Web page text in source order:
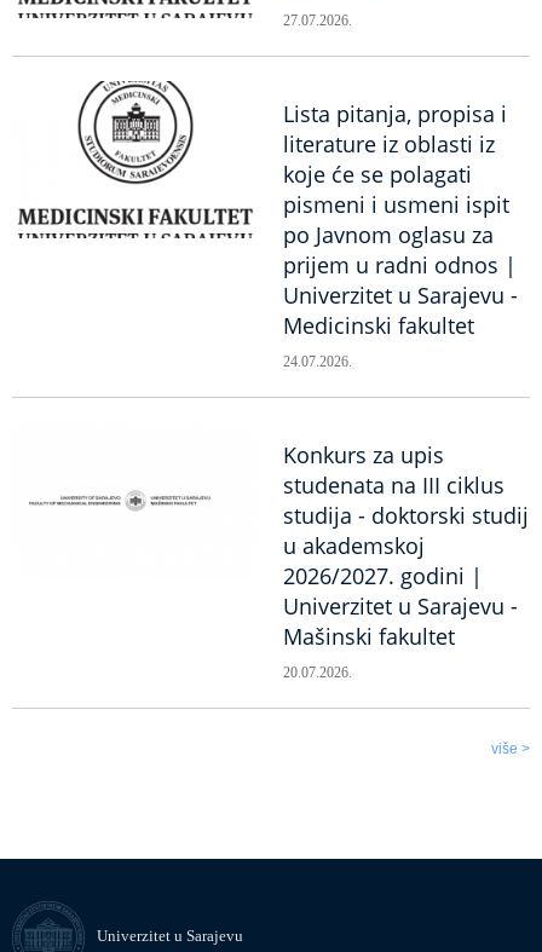
27.07.2026.
Lista pitanja, propisa i
literature iz oblasti iz
koje će se polagati
pismeni i usmeni ispit
po Javnom oglasu za
prijem u radni odnos |
Univerzitet u Sarajevu -
Medicinski fakultet
24.07.2026.
Konkurs za upis
studenata na III ciklus
studija - doktorski studij
u akademskoj
2026/2027. godini |
Univerzitet u Sarajevu -
Mašinski fakultet
20.07.2026.
više >
Univerzitet u Sarajevu